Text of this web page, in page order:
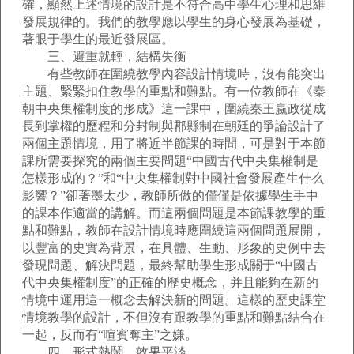
確，顯然上述情境的設計是不符合高中學生心理和思維
發展規律的。我們的教學應以學生的身心發展為基礎，
著眼于學生的最近發展區。
三、避重就輕，結構失衡
有些教師在圍繞教學內容設計情境時，沒有能突出
主題、緊緊扣住教學的重點和難點。有一位教師在《秦
朝中央集權制度的形成》這一課中，圍繞秦王嬴政從成
長到掌權的歷程和分封制與郡縣制在朝廷的爭論設計了
兩個主題情境，用了將近半節課的時間，可是對于本節
課所需要探究的兩個主要問題“中國古代中央集權制是
怎樣形成的？”和“中央集權制對中國社會發展產生什么
影響？”卻著墨太少，教師所做的僅僅是依據學生手中
的課本作適當的講解。而這兩個問題是本節課教學的重
點和難點，教師在設計情境時應圍繞這兩個問題展開，
以豐富的史實為背景，在具體、生動、形象的史例中去
發現問題、解決問題，最終幫助學生形成關于“中國古
代中央集權制度”的正確的歷史概念，并且能夠在新的
情境中運用這一概念去解決新的問題。這樣的歷史課堂
情境教學的設計，不但沒有跟教學的重點和難點結合在
一起，反而有“喧賓奪主”之嫌。